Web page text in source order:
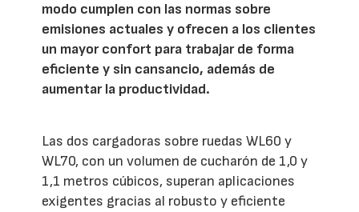
modo cumplen con las normas sobre
emisiones actuales y ofrecen a los clientes
un mayor confort para trabajar de forma
eficiente y sin cansancio, además de
aumentar la productividad.
Las dos cargadoras sobre ruedas WL60 y
WL70, con un volumen de cucharón de 1,0 y
1,1 metros cúbicos, superan aplicaciones
exigentes gracias al robusto y eficiente